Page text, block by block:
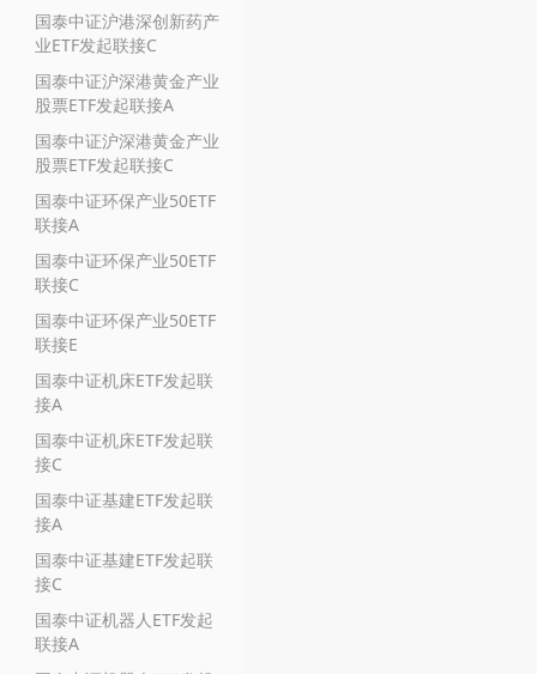
国泰中证沪港深创新药产
业ETF发起联接C
国泰中证沪深港黄金产业
股票ETF发起联接A
国泰中证沪深港黄金产业
股票ETF发起联接C
国泰中证环保产业50ETF
联接A
国泰中证环保产业50ETF
联接C
国泰中证环保产业50ETF
联接E
国泰中证机床ETF发起联
接A
国泰中证机床ETF发起联
接C
国泰中证基建ETF发起联
接A
国泰中证基建ETF发起联
接C
国泰中证机器人ETF发起
联接A